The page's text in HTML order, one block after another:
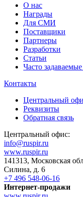
О нас
Награды
Для СМИ
Поставщики
Партнеры
Разработки
Статьи
Часто
Контакты
Центральный
Реквизиты
Обратная связь
Центральный офис:
info@ruspir.ru
www.ruspir.ru
141313, Московская
Силина, д. 6
+7 496 548-06-16
Интернет-продажи